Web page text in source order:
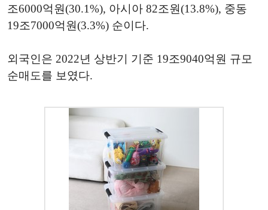
조6000억원(30.1%), 아시아 82조원(13.8%), 중동
19조7000억원(3.3%) 순이다.
외국인은 2022년 상반기 기준 19조9040억원 규모
순매도를 보였다.